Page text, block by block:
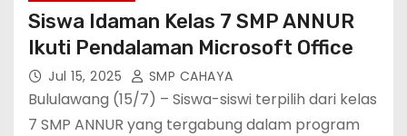
Siswa Idaman Kelas 7 SMP ANNUR
Ikuti Pendalaman Microsoft Office
Jul 15, 2025 SMP CAHAYA
Bululawang (15/7) – Siswa-siswi terpilih dari kelas
7 SMP ANNUR yang tergabung dalam program